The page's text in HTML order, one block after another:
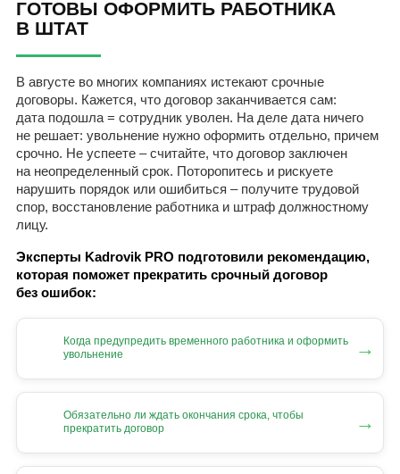
ГОТОВЫ ОФОРМИТЬ РАБОТНИКА
В ШТАТ
В августе во многих компаниях истекают срочные
договоры. Кажется, что договор заканчивается сам:
дата подошла = сотрудник уволен. На деле дата ничего
не решает: увольнение нужно оформить отдельно, причем
срочно. Не успеете – считайте, что договор заключен
на неопределенный срок. Поторопитесь и рискуете
нарушить порядок или ошибиться – получите трудовой
спор, восстановление работника и штраф должностному
лицу.
Эксперты Kadrovik PRO подготовили рекомендацию,
которая поможет прекратить срочный договор
без ошибок:
Когда предупредить временного работника и оформить
увольнение
→
Обязательно ли ждать окончания срока, чтобы
прекратить договор
→